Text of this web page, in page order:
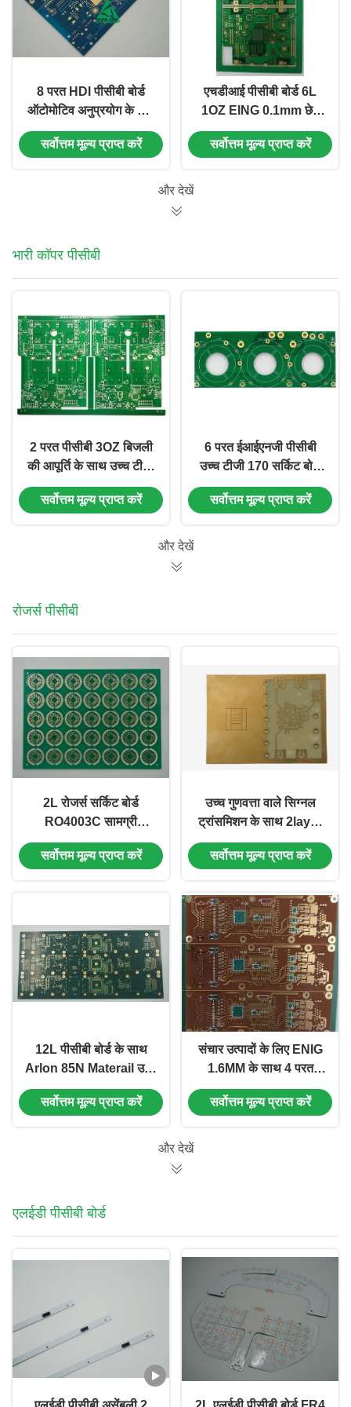
8 परत HDI पीसीबी बोर्ड
ऑटोमोटिव अनुप्रयोग के लिए
उच्च टीजी आवेग नियंत्रण
सर्वोत्तम मूल्य प्राप्त करें
एचडीआई पीसीबी बोर्ड 6L
1OZ EING 0.1mm छेद
सोने की उंगली डेटा स्ट्रॉज के
लिए ग्रीन सोल्डरमास्क
सर्वोत्तम मूल्य प्राप्त करें
और देखें
भारी कॉपर पीसीबी
2 परत पीसीबी 3OZ बिजली
की आपूर्ति के साथ उच्च टीजी
तांबा बोर्ड
सर्वोत्तम मूल्य प्राप्त करें
6 परत ईआईएनजी पीसीबी
उच्च टीजी 170 सर्किट बोर्ड
बिजली उत्पादों के लिए
सर्वोत्तम मूल्य प्राप्त करें
और देखें
रोजर्स पीसीबी
2L रोजर्स सर्किट बोर्ड
RO4003C सामग्री
1.6mm 1OZ एज प्लेटिंग
ग्रीन सोल्डरमास्क EING
सर्वोत्तम मूल्य प्राप्त करें
उच्च गुणवत्ता वाले सिग्नल
ट्रांसमिशन के साथ 2layer
Rogers pcb board
1OZ और EING सामग्री
सर्वोत्तम मूल्य प्राप्त करें
12L पीसीबी बोर्ड के साथ
Arlon 85N Materail उच्च
परिशुद्धता पीसीबी हार्ड गोल्ड
सर्किट बोर्ड
सर्वोत्तम मूल्य प्राप्त करें
संचार उत्पादों के लिए ENIG
1.6MM के साथ 4 परत
Arlon materail PCB
सर्वोत्तम मूल्य प्राप्त करें
और देखें
एलईडी पीसीबी बोर्ड